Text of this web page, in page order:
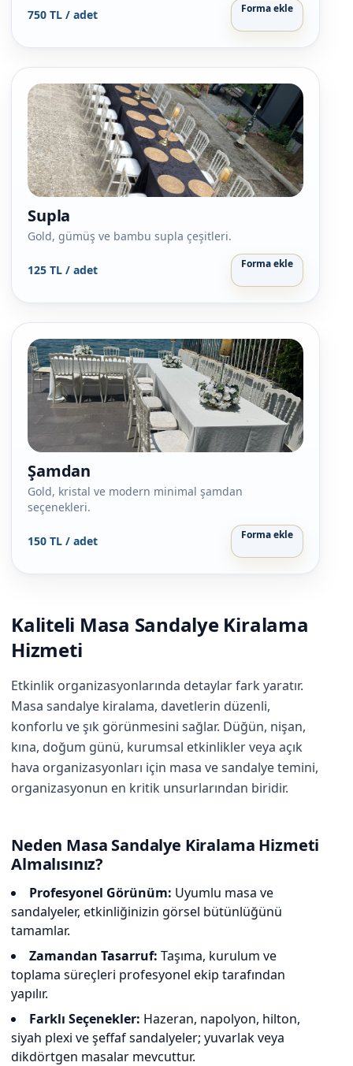
750 TL / adet Forma ekle
Supla
Gold, gümüş ve bambu supla çeşitleri.
125 TL / adet Forma ekle
Şamdan
Gold, kristal ve modern minimal şamdan
seçenekleri.
150 TL / adet Forma ekle
Kaliteli Masa Sandalye Kiralama
Hizmeti
Etkinlik organizasyonlarında detaylar fark yaratır.
Masa sandalye kiralama, davetlerin düzenli,
konforlu ve şık görünmesini sağlar. Düğün, nişan,
kına, doğum günü, kurumsal etkinlikler veya açık
hava organizasyonları için masa ve sandalye temini,
organizasyonun en kritik unsurlarından biridir.
Neden Masa Sandalye Kiralama Hizmeti
Almalısınız?
Profesyonel Görünüm: Uyumlu masa ve
sandalyeler, etkinliğinizin görsel bütünlüğünü
tamamlar.
Zamandan Tasarruf: Taşıma, kurulum ve
toplama süreçleri profesyonel ekip tarafından
yapılır.
Farklı Seçenekler: Hazeran, napolyon, hilton,
siyah plexi ve şeffaf sandalyeler; yuvarlak veya
dikdörtgen masalar mevcuttur.